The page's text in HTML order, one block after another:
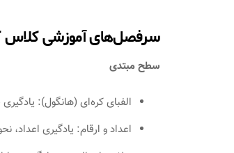
سرفصل‌های آموزشی کلاس
سطح مبتدی
الفبای کره‌ای (هانگول):
اعداد و ارقام: یادگیری اعداد،